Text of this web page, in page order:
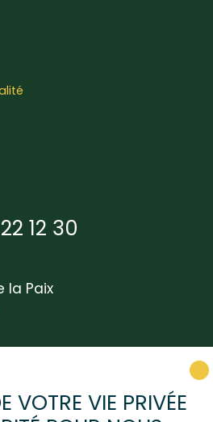
12 30
la Paix
VOTRE VIE PRIVÉE